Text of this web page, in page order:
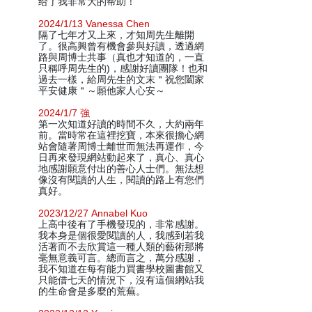
2024/1/13 Vanessa Chen
隔了七年才又上來，才知周先生離開
了。很高興曾有機會參與好讀，透過網
路與周博士共事（真也才知道的，一直
只稱呼周先生的)，感謝好讀團隊！也和
過去一樣，給周先生的文末＂祝您闔家
平安健康＂～願他家人心安～
2024/1/7 強
第一次知道好讀的時間不久，大約兩年
前。當時常在這裡挖寶，本來很擔心網
站會隨著周博士離世而無法再運作，今
日再來發現網站動起來了，真心、真心
地感謝願意付出的善心人士們。無法想
像沒有閱讀的人生，閱讀的路上有您們
真好。
2023/12/27 Annabel Kuo
上高中後有了手機發現的，非常感謝。
我本身是個很愛閱讀的人，我感到若我
活著而不去欣賞這一種人類的藝術那將
毫無意義可言。總而言之，萬分感謝，
我不知道在每有能力買書學校圖書館又
只能借七天的情況下，沒有這個網站我
的生命會是多麼的荒蕪。